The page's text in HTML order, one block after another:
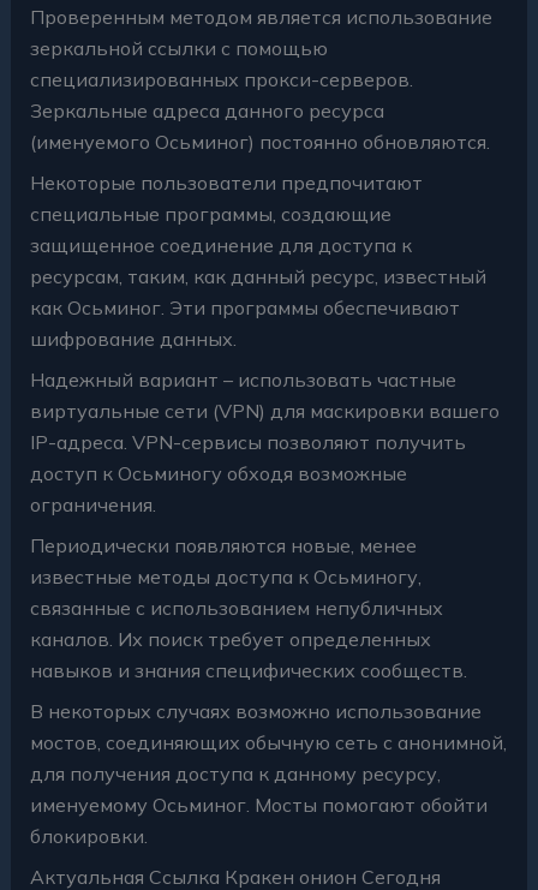
Проверенным методом является использование
зеркальной ссылки с помощью
специализированных прокси-серверов.
Зеркальные адреса данного ресурса
(именуемого Осьминог) постоянно обновляются.
Некоторые пользователи предпочитают
специальные программы, создающие
защищенное соединение для доступа к
ресурсам, таким, как данный ресурс, известный
как Осьминог. Эти программы обеспечивают
шифрование данных.
Надежный вариант – использовать частные
виртуальные сети (VPN) для маскировки вашего
IP-адреса. VPN-сервисы позволяют получить
доступ к Осьминогу обходя возможные
ограничения.
Периодически появляются новые, менее
известные методы доступа к Осьминогу,
связанные с использованием непубличных
каналов. Их поиск требует определенных
навыков и знания специфических сообществ.
В некоторых случаях возможно использование
мостов, соединяющих обычную сеть с анонимной,
для получения доступа к данному ресурсу,
именуемому Осьминог. Мосты помогают обойти
блокировки.
Актуальная Ссылка Кракен онион Сегодня